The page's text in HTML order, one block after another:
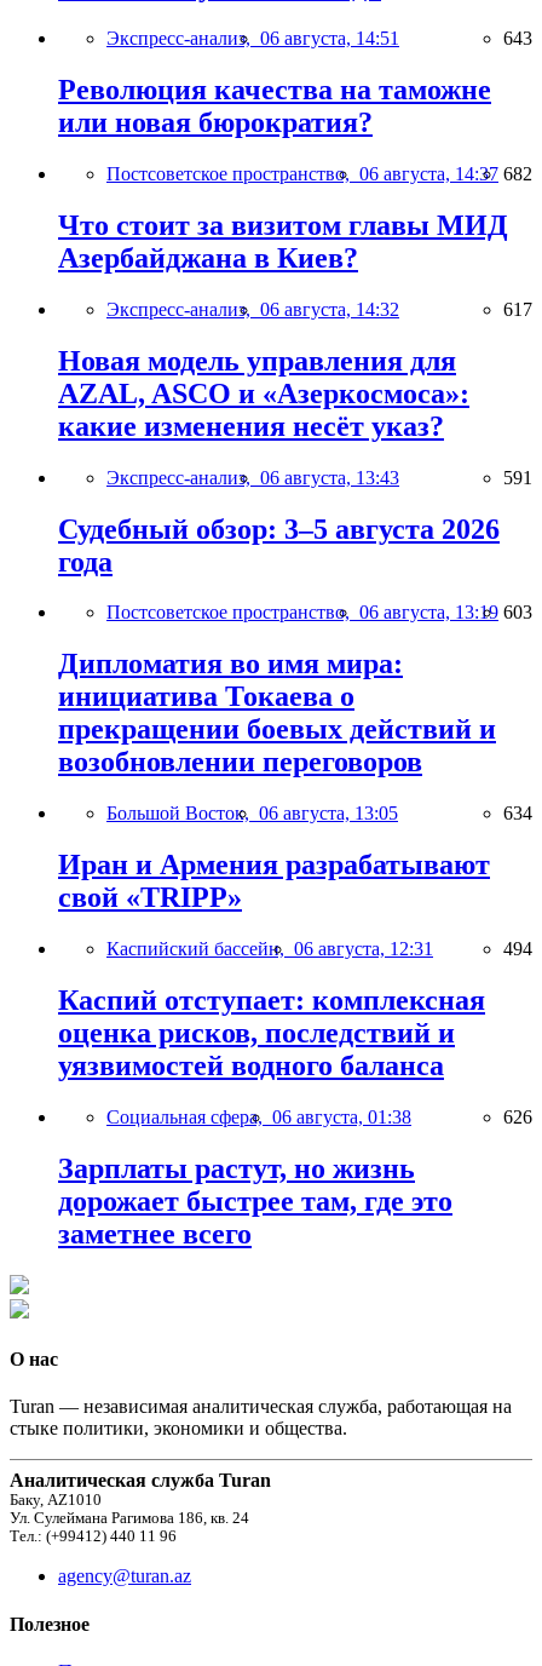
Экспресс-анализ, 06 августа, 14:51 643
Революция качества на таможне
или новая бюрократия?
Постсоветское пространство, 06 августа, 14:37 682
Что стоит за визитом главы МИД
Азербайджана в Киев?
Экспресс-анализ, 06 августа, 14:32 617
Новая модель управления для
AZAL, ASCO и «Азеркосмоса»:
какие изменения несёт указ?
Экспресс-анализ, 06 августа, 13:43 591
Судебный обзор: 3–5 августа 2026
года
Постсоветское пространство, 06 августа, 13:19 603
Дипломатия во имя мира:
инициатива Токаева о
прекращении боевых действий и
возобновлении переговоров
Большой Восток, 06 августа, 13:05 634
Иран и Армения разрабатывают
свой «TRIPP»
Каспийский бассейн, 06 августа, 12:31 494
Каспий отступает: комплексная
оценка рисков, последствий и
уязвимостей водного баланса
Социальная сфера, 06 августа, 01:38 626
Зарплаты растут, но жизнь
дорожает быстрее там, где это
заметнее всего
О нас
Turan — независимая аналитическая служба, работающая на
стыке политики, экономики и общества.
Аналитическая служба Turan
Баку, AZ1010
Ул. Сулеймана Рагимова 186, кв. 24
Тел.: (+99412) 440 11 96
agency@turan.az
Полезное